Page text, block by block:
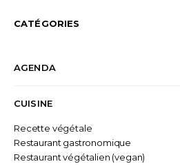
CATÉGORIES
AGENDA
CUISINE
Recette végétale
Restaurant gastronomique
Restaurant végétalien (vegan)